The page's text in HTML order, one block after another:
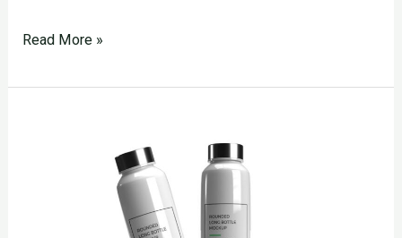
Read More »